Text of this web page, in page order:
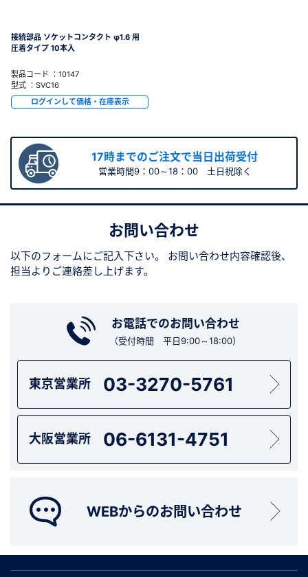
接続部品 ソケットコンタクト φ1.6 用
圧着タイプ 10本入
製品コード ：10147
型式 ：SVC16
ログインして価格・在庫表示
17時までのご注文で当日出荷受付
営業時間9：00～18：00 土日祝除く
お問い合わせ
以下のフォームにご記入下さい。
お問い合わせ内容確認後、
担当よりご連絡差し上げます。
お電話でのお問い合わせ
（受付時間 平日9:00～18:00）
東京営業所 03-3270-5761
大阪営業所 06-6131-4751
WEBからのお問い合わせ